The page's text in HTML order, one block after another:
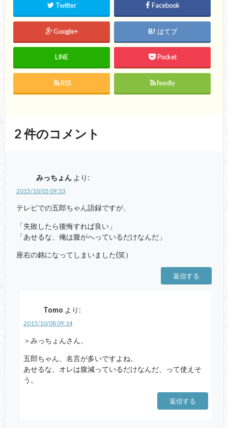
Twitter Facebook
Google+ はてブ
LINE Pocket
RSS feedly
2件のコメント
みっちょん より:
2015/10/05 09:53
テレビでの五郎ちゃん語録ですが、
「失敗したら後悔すれば良い」
「あせるな、俺は腹がへっているだけなんだ」
座右の銘になってしまいました(笑）
返信する
Tomo より:
2015/10/08 09:14
＞みっちょんさん、
五郎ちゃん、名言が多いですよね。
あせるな、オレは腹減っているだけなんだ、って使えそ
う。
返信する